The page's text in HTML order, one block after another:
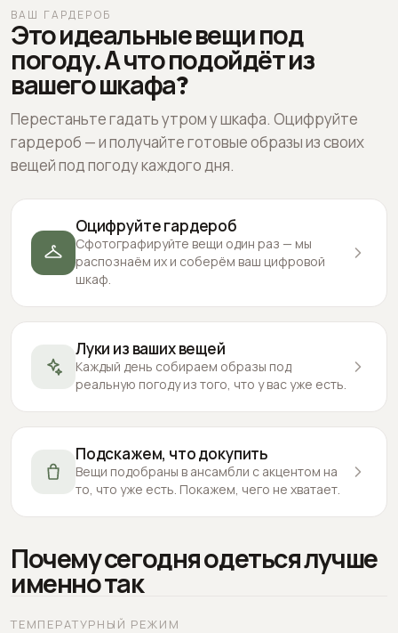
ВАШ ГАРДЕРОБ
Это идеальные вещи под
погоду. А что подойдёт из
вашего шкафа?
Перестаньте гадать утром у шкафа. Оцифруйте
гардероб — и получайте готовые образы из своих
вещей под погоду каждого дня.
Оцифруйте гардероб
Сфотографируйте вещи один раз — мы
распознаём их и соберём ваш цифровой
шкаф.
Луки из ваших вещей
Каждый день собираем образы под
реальную погоду из того, что у вас уже есть.
Подскажем, что докупить
Вещи подобраны в ансамбли с акцентом на
то, что уже есть. Покажем, чего не хватает.
Почему сегодня одеться лучше
именно так
ТЕМПЕРАТУРНЫЙ РЕЖИМ